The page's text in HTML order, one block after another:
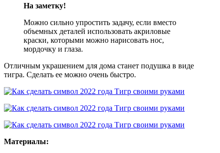
На заметку!
Можно сильно упростить задачу, если вместо
объемных деталей использовать акриловые
краски, которыми можно нарисовать нос,
мордочку и глаза.
Отличным украшением для дома станет подушка в виде
тигра. Сделать ее можно очень быстро.
Материалы: